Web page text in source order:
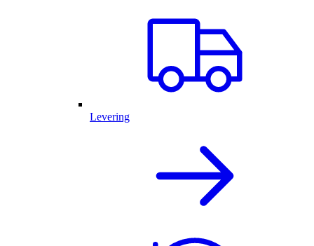
Levering